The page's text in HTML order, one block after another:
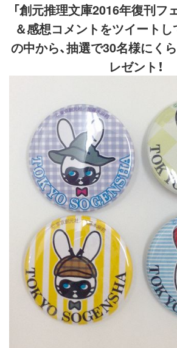
「創元推理文庫2016年復刊フ
＆感想コメントをツイート
の中から、抽選で30名様にく
レゼント！